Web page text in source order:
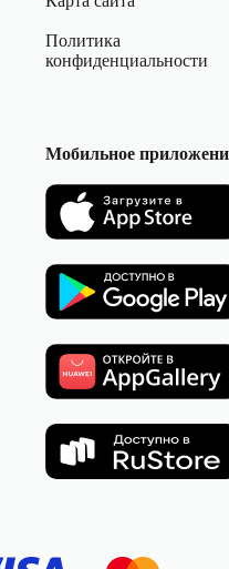
Политика
конфиденциальности
Мобильное